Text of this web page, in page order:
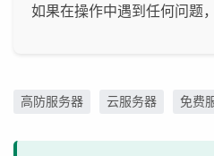
如果在操作中遇到任何问题
高防服务器 云服务器 免费